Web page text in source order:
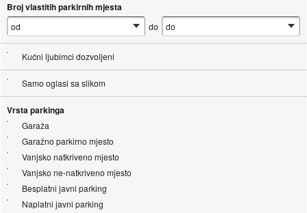
Broj vlastitih parkirnih mjesta
do
Kućni ljubimci dozvoljeni
Samo oglasi sa slikom
Vrsta parkinga
Garaža
Garažno parkirno mjesto
Vanjsko natkriveno mjesto
Vanjsko ne-natkriveno mjesto
Besplatni javni parking
Naplatni javni parking